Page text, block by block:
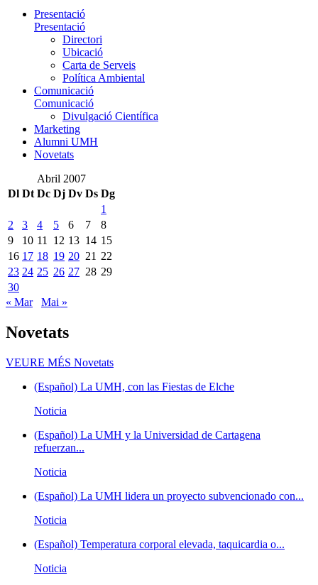
Presentació
Presentació
Directori
Ubicació
Carta de Serveis
Política Ambiental
Comunicació
Comunicació
Divulgació Científica
Marketing
Alumni UMH
Novetats
Abril 2007
Dl Dt Dc Dj Dv Ds Dg
1
2
3 4 5 6 7
8
9
10 11 12 13 14 15
16 17 18 19 20 21 22
23 24 25 26 27 28 29
30
« Mar
Mai »
Novetats
VEURE MÉS Novetats
(Español) La UMH, con las Fiestas de Elche
Noticia
(Español) La UMH y la Universidad de Cartagena
refuerzan...
Noticia
(Español) La UMH lidera un proyecto subvencionado con...
Noticia
(Español) Temperatura corporal elevada, taquicardia o...
Noticia